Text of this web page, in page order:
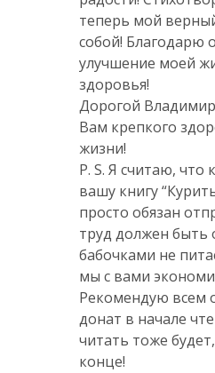
теперь мой
собой! Благодарю
улучшение моей
здоровья!
Дорогой
Вам крепкого
жизни!
P. S. Я считаю,
вашу книгу
просто обязан
труд должен быть
бабочками не
мы с вами
Рекомендую всем
донат в начале
читать тоже
конце!